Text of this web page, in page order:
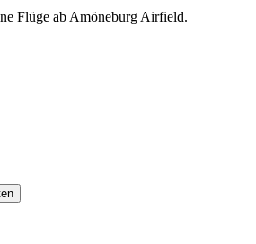
Flüge ab Amöneburg Airfield.